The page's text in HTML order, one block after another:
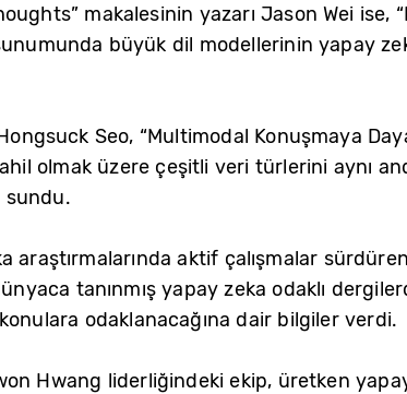
makalesinin yazarı Jason Wei ise,
büyük dil modellerinin yapay
Seo, “Multimodal Konuşmaya
olmak üzere çeşitli veri türlerini aynı
sundu.
araştırmalarında aktif çalışmalar
tanınmış yapay zeka odaklı
odaklanacağına dair bilgiler verdi.
Hwang liderliğindeki ekip, üretken